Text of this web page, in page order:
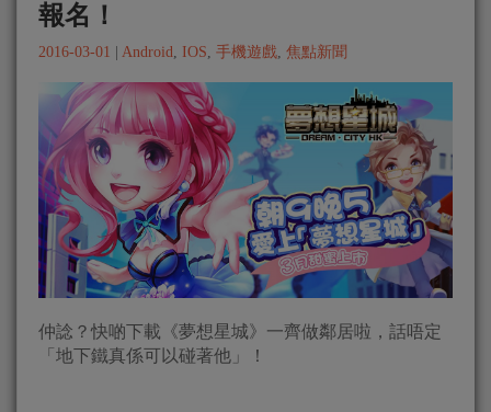
報名！
2016-03-01 Android, IOS, 手機遊戲, 焦點新聞
仲諗？快啲下載《夢想星城》一齊做鄰居啦，話唔定
「地下鐵真係可以碰著他」！